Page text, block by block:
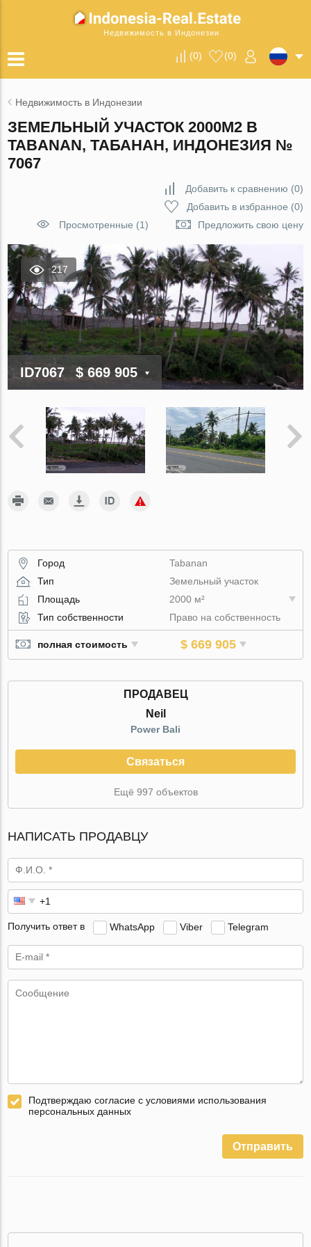
Недвижимость в Индонезии
(0) (0)
Недвижимость в Индонезии
ЗЕМЕЛЬНЫЙ УЧАСТОК 2000М2 В
TABANAN, ТАБАНАН, ИНДОНЕЗИЯ №
7067
Добавить к сравнению (0)
Добавить в избранное (0)
Просмотренные (1)
Предложить свою цену
217
ID7067 $ 669 905
Город
Tabanan
Тип
Земельный участок
Площадь
2000 м²
Тип собственности
Право на собственность
полная стоимость $ 669 905
ПРОДАВЕЦ
Neil
Power Bali
Связаться
Ещё 997 объектов
НАПИСАТЬ ПРОДАВЦУ
Получить ответ в WhatsApp Viber Telegram
Подтверждаю согласие с условиями использования
персональных данных
Отправить